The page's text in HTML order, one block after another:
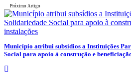
Próximo Artigo
Município atribui subsídios a Instituições
Social para apoio à construção e